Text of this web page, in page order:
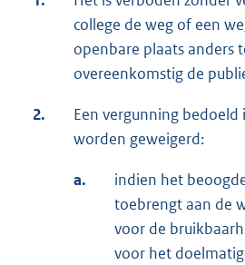
college de weg of een
openbare plaats anders
overeenkomstig de
2.
Een vergunning
worden geweigerd:
a.
indien het
toebrengt aan de
voor de
voor het